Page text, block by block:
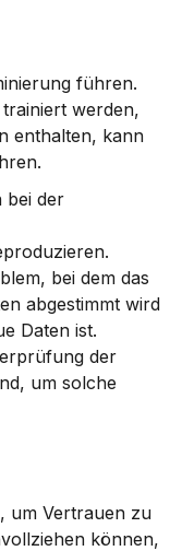
führen.
werden,
enthalten, kann
bei der
bei dem das
abgestimmt wird
Daten ist.
der
um solche
um Vertrauen zu
können,